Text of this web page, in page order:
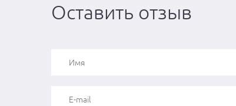
Оставить отзыв